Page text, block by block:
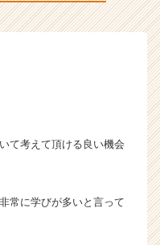
て考えて頂ける良い機会
常に学びが多いと言って